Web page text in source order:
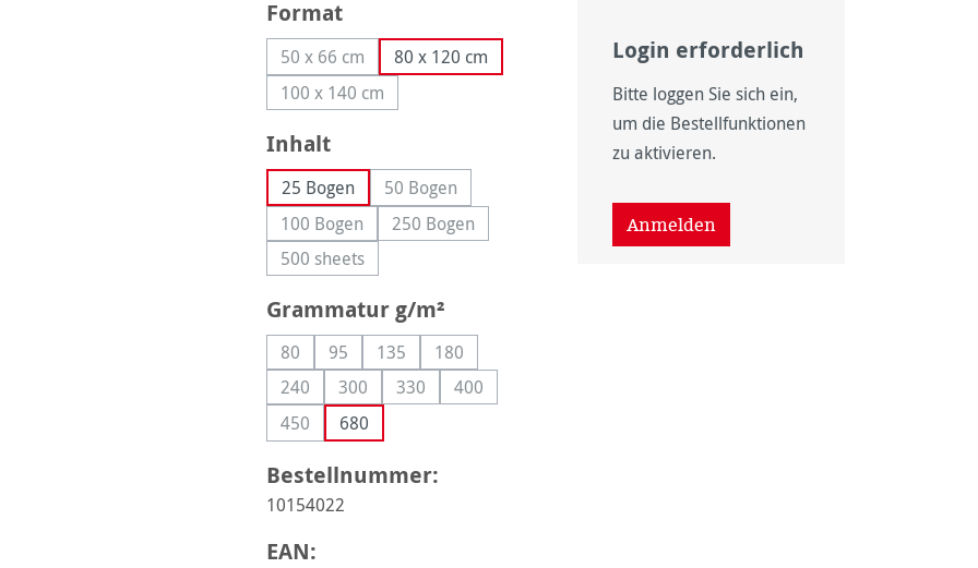
Formatauswählen
50 x 66 cm(Diese Option ist zurzeit nicht verfügbar.)
80 x 120 cm
100 x 140 cm(Diese Option ist zurzeit nicht verfügbar.)
Inhaltauswählen
25 Bogen 50 Bogen(Diese Option ist zurzeit nicht verfügbar.)
100 Bogen(Diese Option ist zurzeit nicht verfügbar.)
250 Bogen(Diese Option ist zurzeit nicht verfügbar.)
500 sheets(Diese Option ist zurzeit nicht verfügbar.)
Grammatur g/m²
80(Diese Option ist zurzeit nicht verfügbar.)
95(Diese Option ist zurzeit nicht verfügbar.)
135(Diese Option ist zurzeit nicht verfügbar.)
180(Diese Option ist zurzeit nicht verfügbar.)
240(Diese Option ist zurzeit nicht verfügbar.)
300(Diese Option ist zurzeit nicht verfügbar.)
330(Diese Option ist zurzeit nicht verfügbar.)
400(Diese Option ist zurzeit nicht verfügbar.)
450(Diese Option ist zurzeit nicht verfügbar.)
680
Bestellnummer:
10154022
EAN:
Login erforderlich
Bitte loggen Sie sich ein,
um die Bestellfunktionen
zu aktivieren.
Anmelden